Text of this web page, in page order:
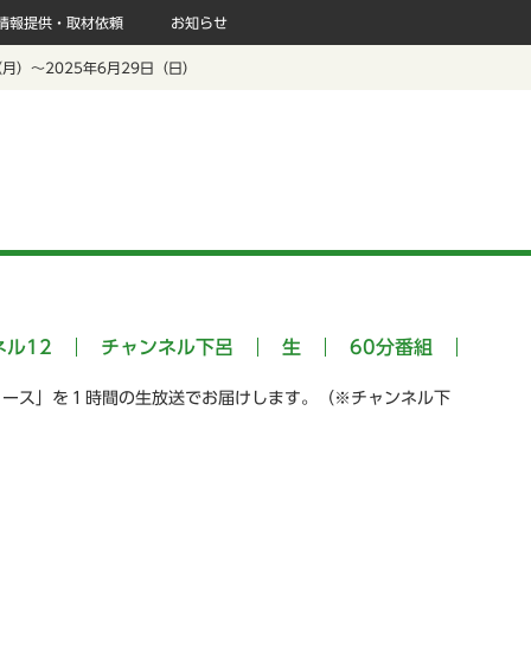
報提供・取材依頼 お知らせ
）～2025年6月29日（日）
ル12 チャンネル下呂 生 60分番組
ス」を１時間の生放送でお届けします。（※チャンネル下